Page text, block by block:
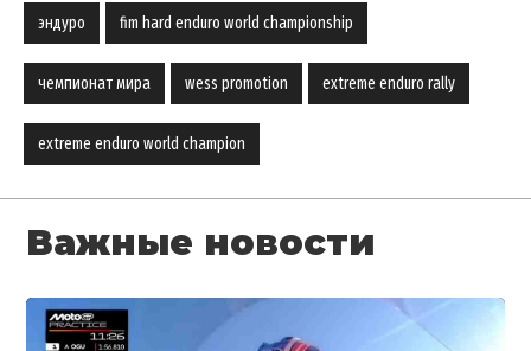
эндуро fim hard enduro world championship
чемпионат мира wess promotion extreme enduro rally
extreme enduro world champion
Важные новости